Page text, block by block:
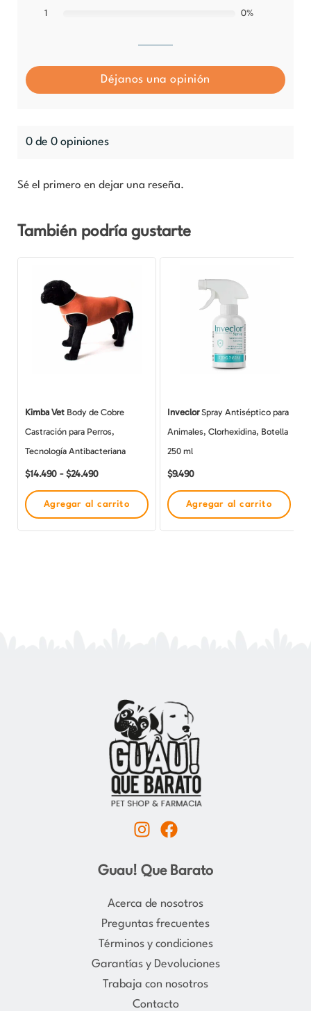
1 0%
Déjanos una opinión
0 de 0 opiniones
Sé el primero en dejar una reseña.
También podría gustarte
Kimba Vet Body de Cobre
Castración para Perros,
Tecnología Antibacteriana
$14.490 - $24.490
desde
$14.490
hasta
$24.490
Agregar al carrito
tiene
múltiples
variantes.
la
página
de
InveclorSpray Antiséptico para
Animales, Clorhexidina, Botella
250 ml
$9.490
Agregar al carrito
I
s
t
a
r
a
m
F
c
e
b
o
k
Guau! Que Barato
Acerca de nosotros
Preguntas frecuentes
Términos y condiciones
Garantías y Devoluciones
Trabaja con nosotros
Contacto